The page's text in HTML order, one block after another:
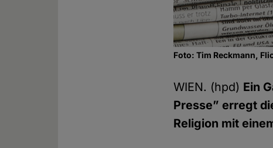
Foto: Tim Reckmann,
WIEN. (hpd) Ein
Presse” erregt
Religion mit